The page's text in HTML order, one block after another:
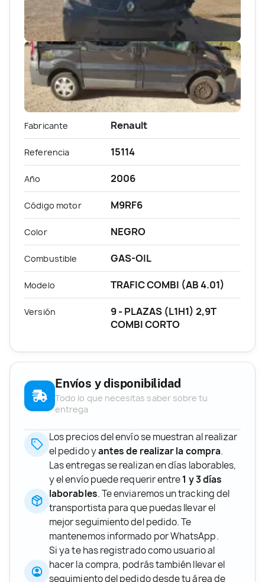
Fabricante Renault
Referencia 15114
Año 2006
Código motor M9RF6
Color NEGRO
Combustible GAS-OIL
Modelo TRAFIC COMBI (AB 4.01)
Versión
9 - PLAZAS (L1H1) 2,9T
COMBI CORTO
Envíos y disponibilidad
Todo lo que necesitas saber sobre tu
entrega
Los precios del envío se muestran al realizar
el pedido yantes de realizar la compra.
Las entregas se realizan en días laborables,
y el envío puede requerir entre1 y 3 días
laborables. Te enviaremos un tracking del
transportista para que puedas llevar el
mejor seguimiento del pedido. Te
mantenemos informado por WhatsApp.
Si ya te has registrado como usuario al
hacer la compra, podrás también llevar el
seguimiento del pedido desde tu área de